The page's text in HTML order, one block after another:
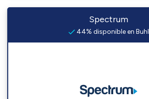
Spectrum
44% disponible en Buhl